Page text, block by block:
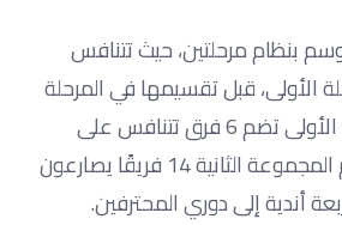
بنظام مرحلتين، حيث تتنافس
الأولى، قبل تقسيمها في المرحلة
الثانية إلى مجموعتين؛ الأولى تضم 6 فرق تتنافس على
لقب الدوري، بينما تضم المجموعة الثانية 14 فريقًا يصارعون
أندية إلى دوري المحترفين.